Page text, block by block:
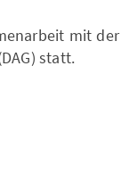
mit der
statt.